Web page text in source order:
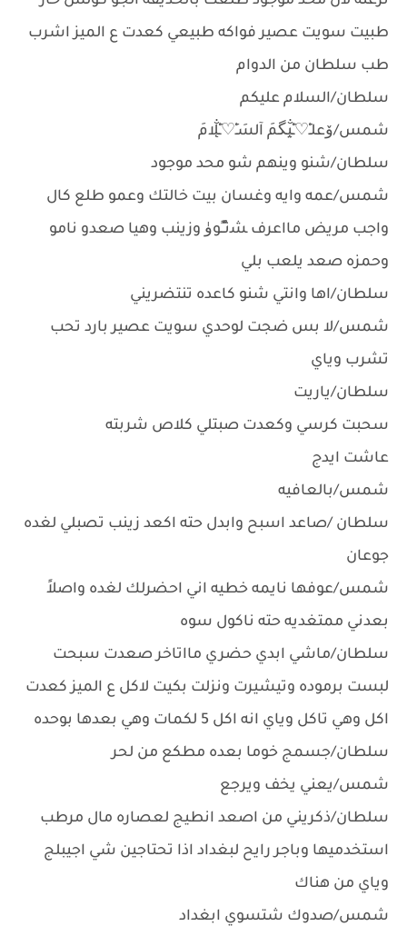
طبيت سويت عصير فواكه طبيعي كعدت ع الميز اشرب
طب سلطان من الدوام
سلطان/السلام عليكم
شمس/ۆعلـِْ♡̨̐ـِْيگمَ آلسَـِْ♡̨̐ـِْلامَ
سلطان/شنو وينهم شو محد موجود
شمس/عمه وايه وغسان بيت خالتك وعمو طلع كال
واجب مريض مااعرف ﺸنـٌٍـٍوﯛ وزينب وهيا صعدو نامو
وحمزه صعد يلعب بلي
سلطان/اها وانتي شنو كاعده تنتضريني
شمس/لا بس ضجت لوحدي سويت عصير بارد تحب
تشرب وياي
سلطان/ياريت
سحبت كرسي وكعدت صبتلي كلاص شربته
عاشت ايدج
شمس/بالعافيه
سلطان /صاعد اسبح وابدل حته اكعد زينب تصبلي لغده
جوعان
شمس/عوفها نايمه خطيه اني احضرلك لغده واصلاً
بعدني ممتغديه حته ناكول سوه
سلطان/ماشي ابدي حضري مااتاخر صعدت سبحت
لبست برموده وتيشيرت ونزلت بكيت لاكل ع الميز كعدت
اكل وهي تاكل وياي انه اكل 5 لكمات وهي بعدها بوحده
سلطان/جسمج خوما بعده مطكع من لحر
شمس/يعني يخف ويرجع
سلطان/ذكريني من اصعد انطيج لعصاره مال مرطب
استخدميها وباجر رايح لبغداد اذا تحتاجين شي اجيبلج
وياي من هناك
شمس/صدوك شتسوي ابغداد